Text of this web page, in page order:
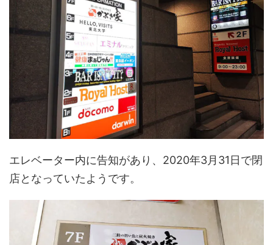
エレベーター内に告知があり、2020年3月31日で閉
店となっていたようです。